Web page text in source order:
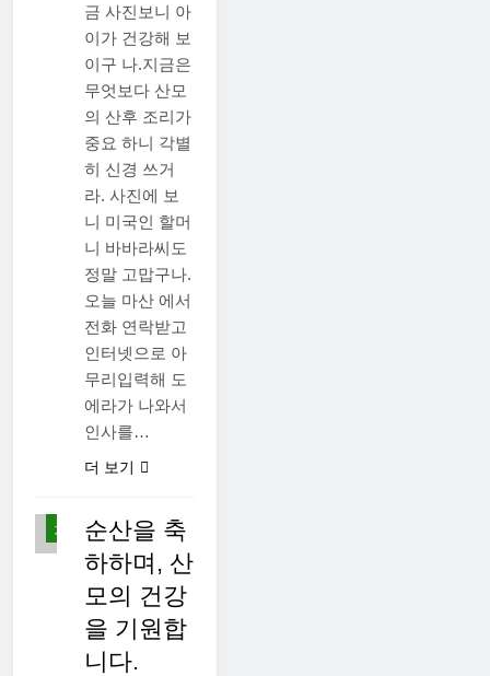
금 사진보니 아
이가 건강해 보
이구 나.지금은
무엇보다 산모
의 산후 조리가
중요 하니 각별
히 신경 쓰거
라. 사진에 보
니 미국인 할머
니 바바라씨도
정말 고맙구나.
오늘 마산 에서
전화 연락받고
인터넷으로 아
무리입력해 도
에라가 나와서
인사를…
더 보기
야
기
순산을 축
하하며, 산
모의 건강
을 기원합
니다.